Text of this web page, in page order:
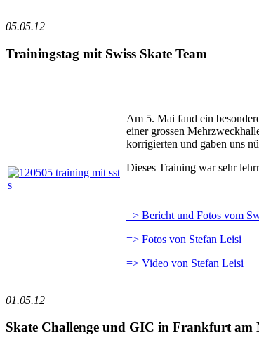
05.05.12
Trainingstag mit Swiss Skate Team
Am 5. Mai fand ein
einer grossen
korrigierten und gaben uns
Dieses Training war sehr
=> Bericht und Fotos vom
=> Fotos von Stefan Leisi
=> Video von Stefan Leisi
01.05.12
Skate Challenge und GIC in Frankfurt am